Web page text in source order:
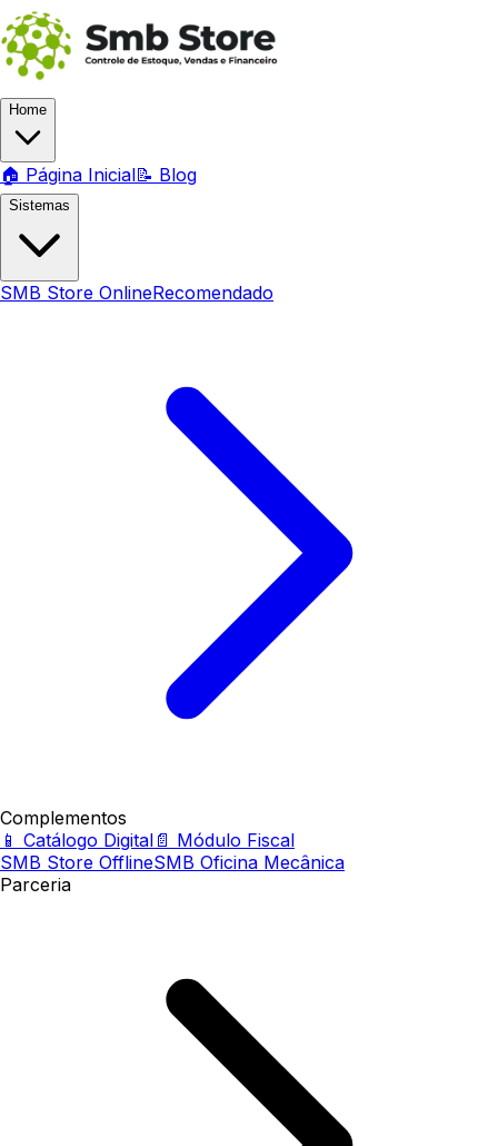
Home
🏠 Página Inicial📝 Blog
Sistemas
SMB Store OnlineRecomendado
Complementos
📱 Catálogo Digital 📄 Módulo Fiscal
SMB Store OfflineSMB Oficina Mecânica
Parceria